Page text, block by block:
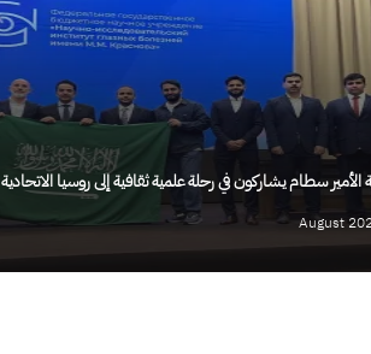
سطام يشاركون في رحلة علمية ثقافية إلى روسيا الاتحادية